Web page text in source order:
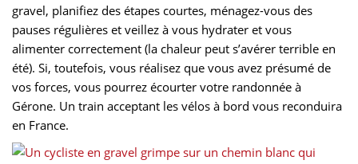
gravel, planifiez des étapes courtes, ménagez-vous des
pauses régulières et veillez à vous hydrater et vous
alimenter correctement (la chaleur peut s’avérer terrible en
été). Si, toutefois, vous réalisez que vous avez présumé de
vos forces, vous pourrez écourter votre randonnée à
Gérone. Un train acceptant les vélos à bord vous reconduira
en France.